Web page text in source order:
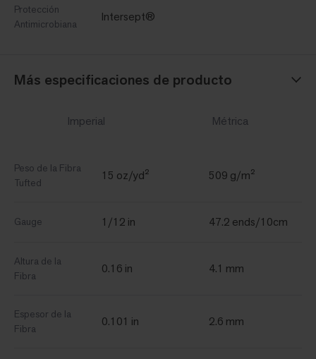
Protección
Antimicrobiana
Intersept®
Más especificaciones de producto
Imperial Métrica
Peso de la Fibra
Tufted
15 oz/yd² 509 g/m²
Gauge 1/12 in 47.2 ends/10cm
Altura de la
Fibra
0.16 in 4.1 mm
Espesor de la
Fibra
0.101 in 2.6 mm